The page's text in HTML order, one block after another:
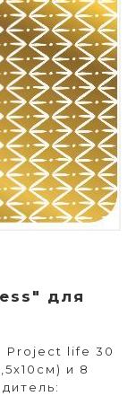
для
Project life 30
и 8